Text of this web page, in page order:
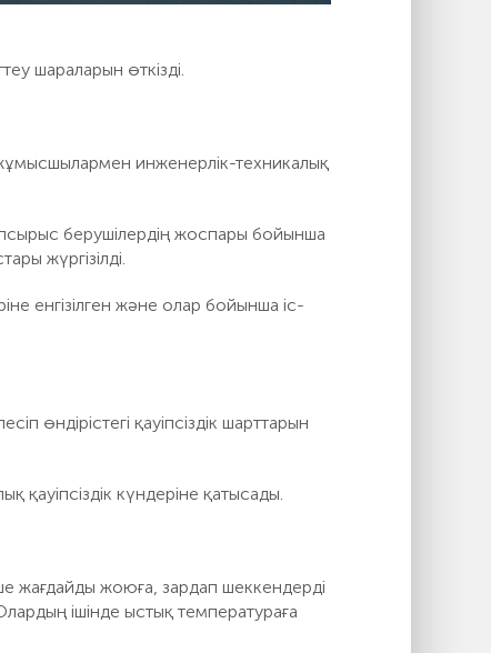
шараларын өткізді.
инженерлік-техникалық
берушілердің жоспары бойынша
жүргізілді.
енгізілген және олар бойынша іс-
өндірістегі қауіпсіздік шарттарын
күндеріне қатысады.
жағдайды жоюға, зардап шеккендерді
ішінде ыстық температураға